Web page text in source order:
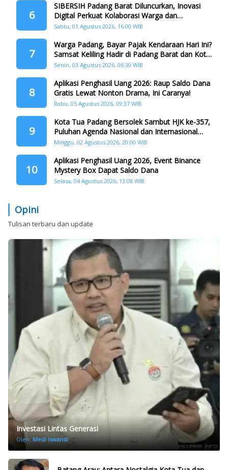
6
SIBERSIH Padang Barat Diluncurkan, Inovasi
Digital Perkuat Kolaborasi Warga dan
Pemerintah Atasi Persampahan
Sabtu, 01 Agustus 2026, 16:00 WIB
7
Warga Padang, Bayar Pajak Kendaraan Hari Ini?
Samsat Keliling Hadir di Padang Barat dan Koto
Tangah
Senin, 03 Agustus 2026, 06:30 WIB
8
Aplikasi Penghasil Uang 2026: Raup Saldo Dana
Gratis Lewat Nonton Drama, Ini Caranya!
Rabu, 05 Agustus 2026, 09:37 WIB
9
Kota Tua Padang Bersolek Sambut HJK ke-357,
Puluhan Agenda Nasional dan Internasional
Siap Digelar
Minggu, 02 Agustus 2026, 20:00 WIB
10
Aplikasi Penghasil Uang 2026, Event Binance
Mystery Box Dapat Saldo Dana
Selasa, 04 Agustus 2026, 13:08 WIB
Opini
Tulisan terbaru dan update
Investasi Lintas Generasi
Oleh: Medi Iswandi